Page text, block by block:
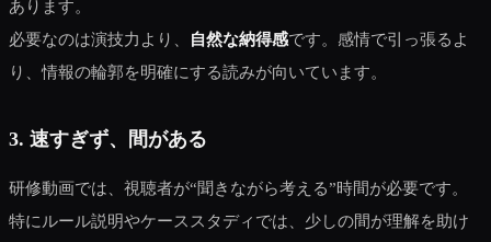
あります。
必要なのは演技力より、
自然な納得感です。感情で引っ張るよ
り、情報の輪郭を明確にする読みが向いています。
3. 速すぎず、間がある
研修動画では、視聴者が“聞きながら考える”時間が必要です。
特にルール説明やケーススタディでは、少しの間が理解を助け